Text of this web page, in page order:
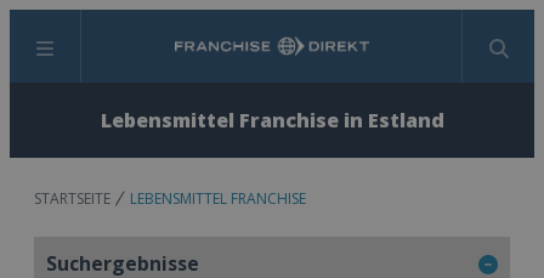
Menü Suchen
Lebensmittel Franchise in Estland
STARTSEITE LEBENSMITTEL FRANCHISE
Suchergebnisse